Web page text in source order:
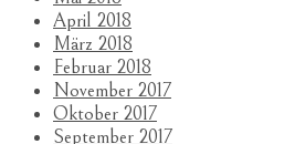
April 2018
März 2018
Februar 2018
November 2017
Oktober 2017
September 2017